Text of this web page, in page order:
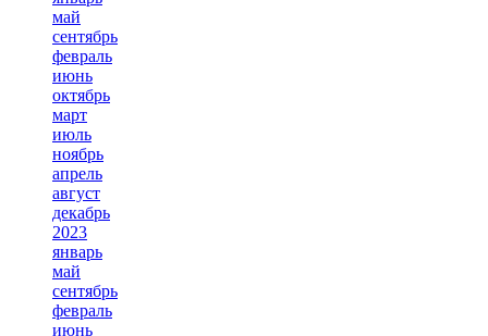
май
сентябрь
февраль
июнь
октябрь
март
июль
ноябрь
апрель
август
декабрь
2023
январь
май
сентябрь
февраль
июнь